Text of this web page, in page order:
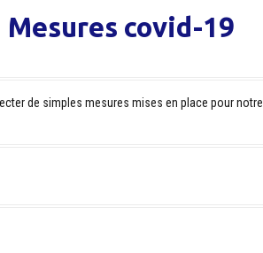
covid-19
de simples mesures mises en place pour notre